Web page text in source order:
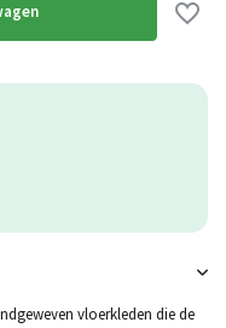
vloerkleden die de